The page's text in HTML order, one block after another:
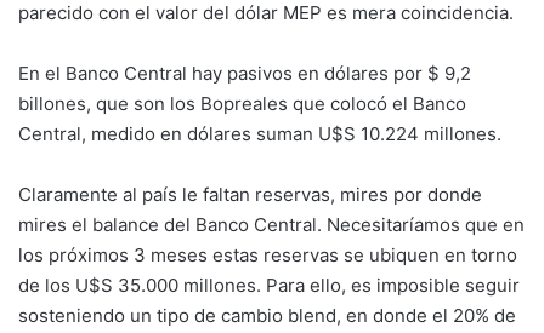
parecido con el valor del dólar MEP es mera coincidencia.
En el Banco Central hay pasivos en dólares por $ 9,2
billones, que son los Bopreales que colocó el Banco
Central, medido en dólares suman U$S 10.224 millones.
Claramente al país le faltan reservas, mires por donde
mires el balance del Banco Central. Necesitaríamos que en
los próximos 3 meses estas reservas se ubiquen en torno
de los U$S 35.000 millones. Para ello, es imposible seguir
sosteniendo un tipo de cambio blend, en donde el 20% de